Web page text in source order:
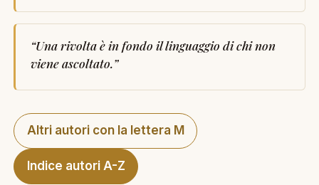
“Una rivolta è in fondo il linguaggio di chi non
viene ascoltato.”
Altri autori con la lettera M
Indice autori A-Z